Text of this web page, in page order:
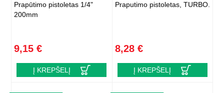
Prapūtimo pistoletas 1/4"
200mm
9,15 €
Į KREPŠELĮ
Praputimo pistoletas, TURBO.
8,28 €
Į KREPŠELĮ